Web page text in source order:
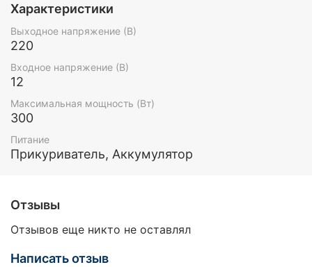
Характеристики
Выходное напряжение (В)
220
Входное напряжение (В)
12
Максимальная мощность (Вт)
300
Питание
Прикуриватель, Аккумулятор
Отзывы
Отзывов еще никто не оставлял
Написать отзыв